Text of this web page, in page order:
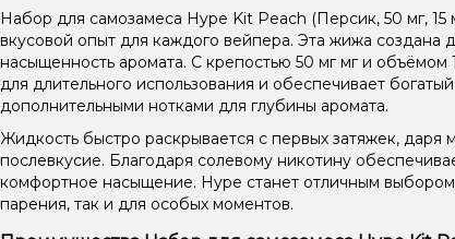
Набор для самозамеса Hype Kit Peach (Персик, 50 мг,
вкусовой опыт для каждого вейпера. Эта жижа создана
насыщенность аромата. С крепостью 50 мг мг и объёмом
для длительного использования и обеспечивает
дополнительными нотками для глубины аромата.
Жидкость быстро раскрывается с первых затяжек, даря
послевкусие. Благодаря солевому никотину
комфортное насыщение. Hype станет отличным
парения, так и для особых моментов.